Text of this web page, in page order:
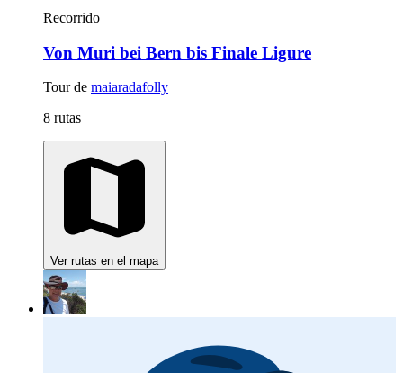
Recorrido
Von Muri bei Bern bis Finale Ligure
Tour de maiaradafolly
8 rutas
Ver rutas en el mapa